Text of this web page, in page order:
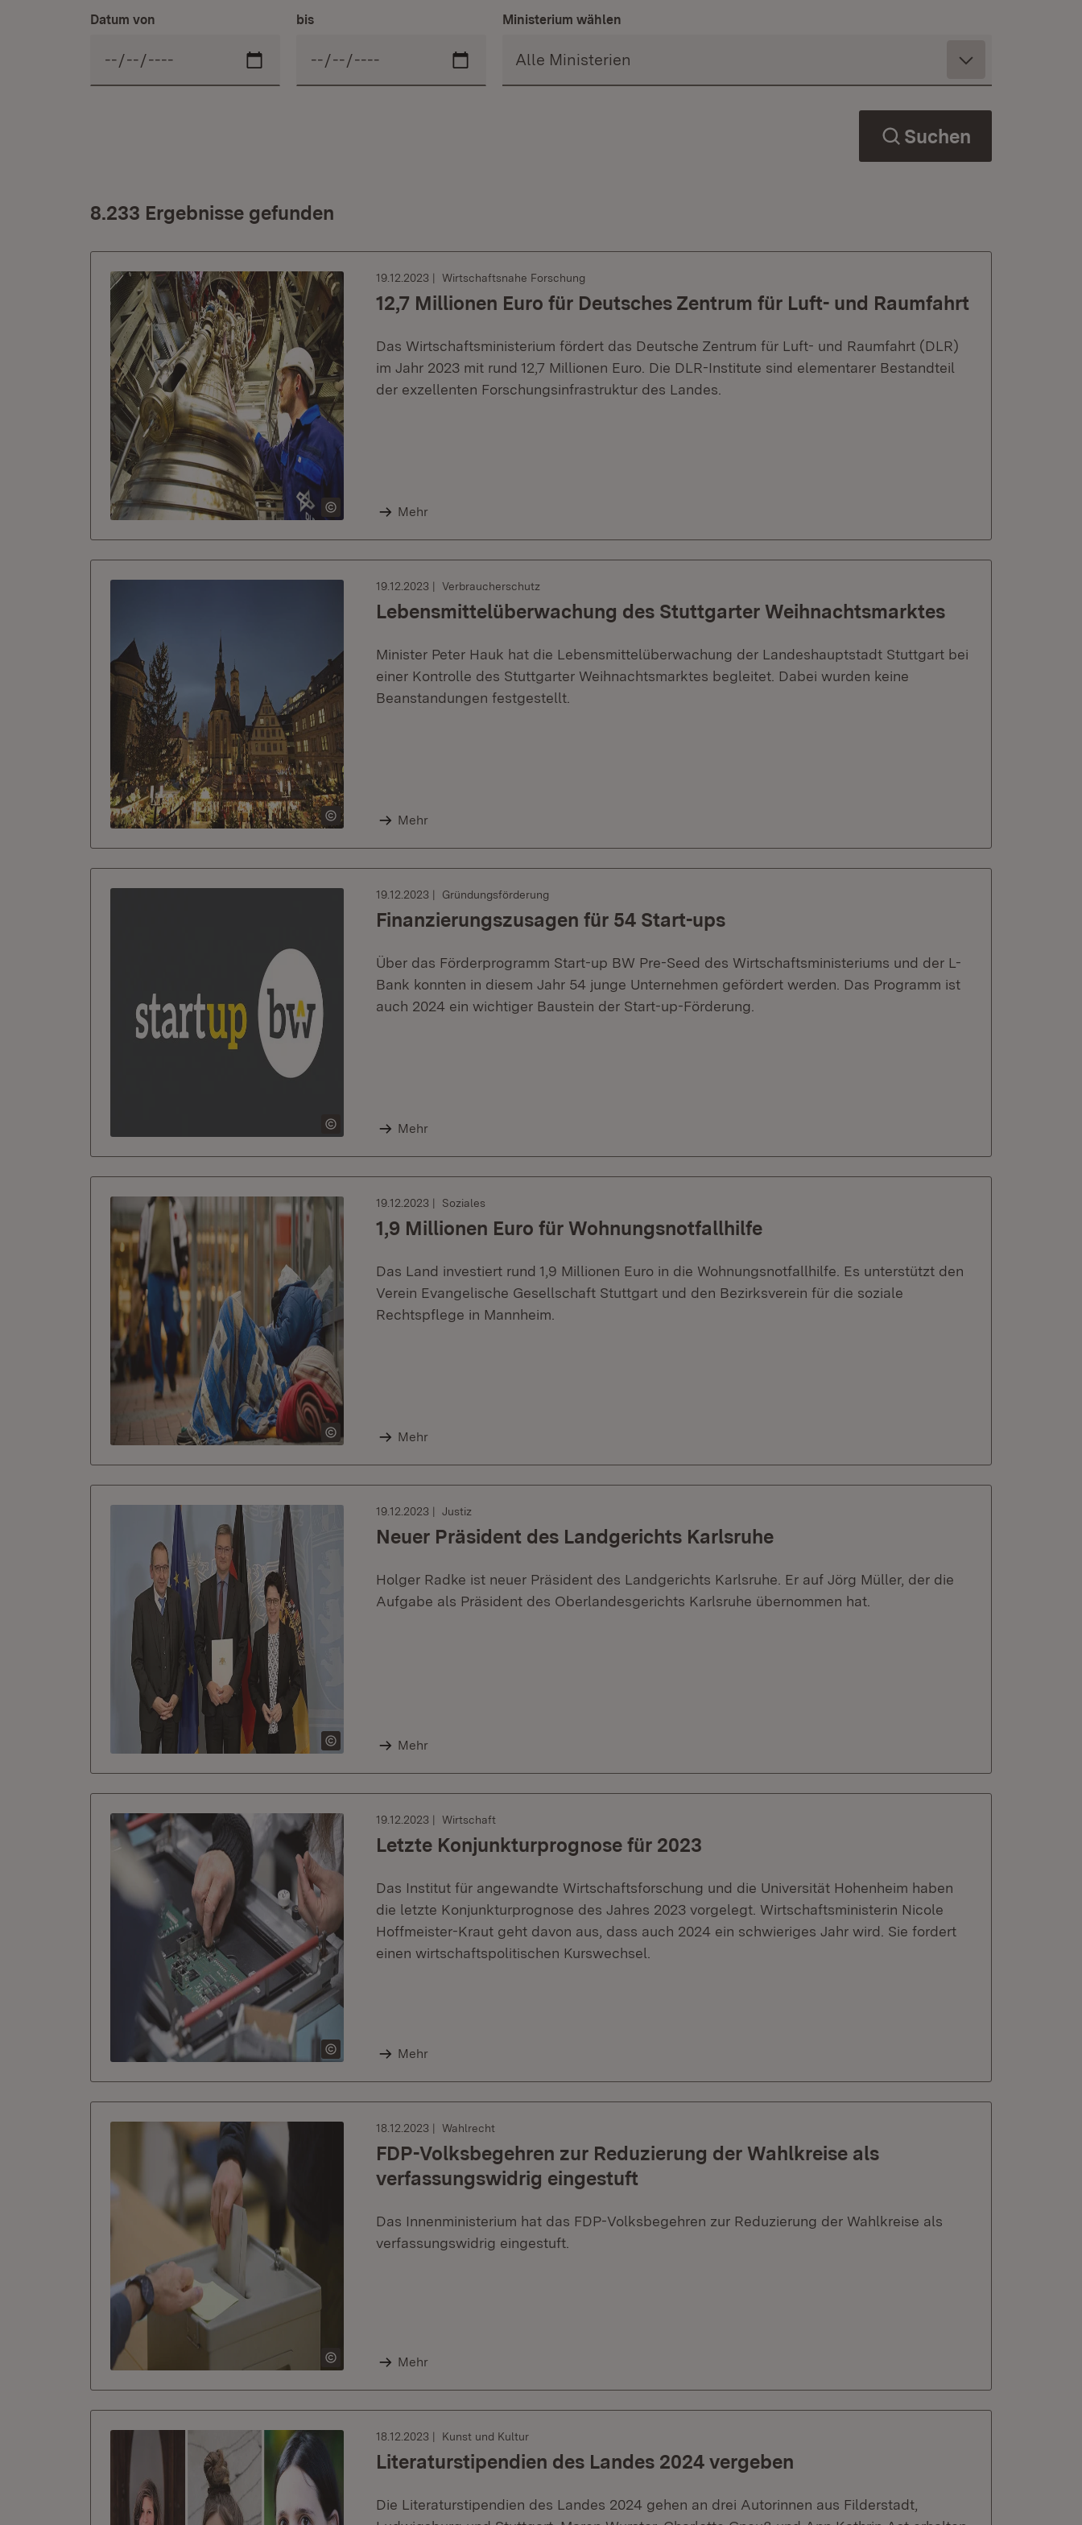
Datum von bis Ministerium wählen
Suchen
8.233 Ergebnisse gefunden
19.12.2023 Wirtschaftsnahe Forschung
12,7 Millionen Euro für Deutsches Zentrum für Luft- und Raumfahrt
Das Wirtschaftsministerium fördert das Deutsche Zentrum für Luft- und Raumfahrt (DLR)
im Jahr 2023 mit rund 12,7 Millionen Euro. Die DLR-Institute sind elementarer Bestandteil
der exzellenten Forschungsinfrastruktur des Landes.
Mehr
19.12.2023 Verbraucherschutz
Lebensmittelüberwachung des Stuttgarter Weihnachtsmarktes
Minister Peter Hauk hat die Lebensmittelüberwachung der Landeshauptstadt Stuttgart bei
einer Kontrolle des Stuttgarter Weihnachtsmarktes begleitet. Dabei wurden keine
Beanstandungen festgestellt.
Mehr
19.12.2023 Gründungsförderung
Finanzierungszusagen für 54 Start-ups
Über das Förderprogramm Start-up BW Pre-Seed des Wirtschaftsministeriums und der L-
Bank konnten in diesem Jahr 54 junge Unternehmen gefördert werden. Das Programm ist
auch 2024 ein wichtiger Baustein der Start-up-Förderung.
Mehr
19.12.2023 Soziales
1,9 Millionen Euro für Wohnungsnotfallhilfe
Das Land investiert rund 1,9 Millionen Euro in die Wohnungsnotfallhilfe. Es unterstützt den
Verein Evangelische Gesellschaft Stuttgart und den Bezirksverein für die soziale
Rechtspflege in Mannheim.
Mehr
19.12.2023 Justiz
Neuer Präsident des Landgerichts Karlsruhe
Holger Radke ist neuer Präsident des Landgerichts Karlsruhe. Er auf Jörg Müller, der die
Aufgabe als Präsident des Oberlandesgerichts Karlsruhe übernommen hat.
Mehr
19.12.2023 Wirtschaft
Letzte Konjunkturprognose für 2023
Das Institut für angewandte Wirtschaftsforschung und die Universität Hohenheim haben
die letzte Konjunkturprognose des Jahres 2023 vorgelegt. Wirtschaftsministerin Nicole
Hoffmeister-Kraut geht davon aus, dass auch 2024 ein schwieriges Jahr wird. Sie fordert
einen wirtschaftspolitischen Kurswechsel.
Mehr
18.12.2023 Wahlrecht
FDP-Volksbegehren zur Reduzierung der Wahlkreise als
verfassungswidrig eingestuft
Das Innenministerium hat das FDP-Volksbegehren zur Reduzierung der Wahlkreise als
verfassungswidrig eingestuft.
Mehr
18.12.2023 Kunst und Kultur
Literaturstipendien des Landes 2024 vergeben
Die Literaturstipendien des Landes 2024 gehen an drei Autorinnen aus Filderstadt,